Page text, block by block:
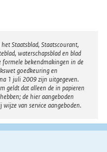
Staatsblad, Staatscourant,
waterschapsblad en blad
formele bekendmakingen in de
goedkeuring en
1 juli 2009 zijn uitgegeven.
geldt dat alleen de in papieren
de hier aangeboden
van service aangeboden.